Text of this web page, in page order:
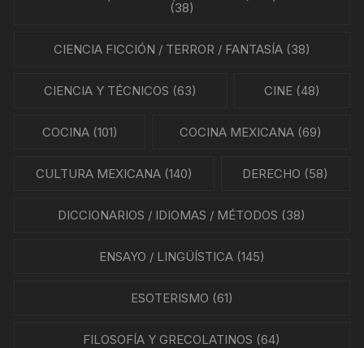
(38)
CIENCIA FICCIÓN / TERROR / FANTASÍA(38)
CIENCIA Y TÉCNICOS (63) CINE(48)
COCINA(101) COCINA MEXICANA (69)
CULTURA MEXICANA(140) DERECHO (58)
DICCIONARIOS / IDIOMAS / MÉTODOS (38)
ENSAYO / LINGÜÍSTICA(145)
ESOTERISMO (61)
FILOSOFÍA Y GRECOLATINOS (64)